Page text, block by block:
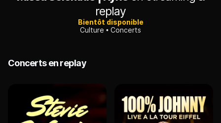
replay
Bientôt disponible
Culture
Concerts
Concerts en replay